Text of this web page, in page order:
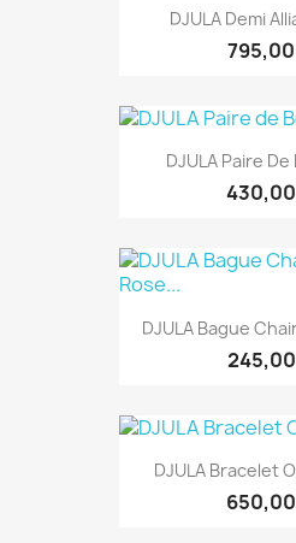
DJULA Demi
DJULA Paire
DJULA Bague
DJULA Bracelet